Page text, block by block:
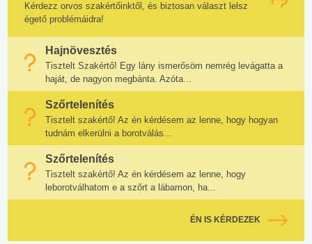
Kérdezz orvos szakértőinktől, és biztosan választ lelsz
égető problémáidra!
Hajnövesztés
Tisztelt Szakértő! Egy lány ismerősöm nemrég levágatta a
haját, de nagyon megbánta. Azóta...
Szőrtelenítés
Tisztelt szakértő! Az én kérdésem az lenne, hogy hogyan
tudnám elkerülni a borotválás...
Szőrtelenítés
Tisztelt szakértő! Az én kérdésem az lenne, hogy
leborotválhatom e a szőrt a lábamon, ha...
ÉN IS KÉRDEZEK